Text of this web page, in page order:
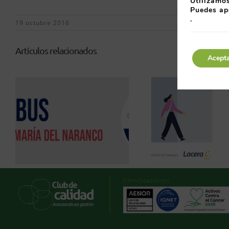
19 octubre 2016
Artículos relacionados
Certificaciones
Puedes
.